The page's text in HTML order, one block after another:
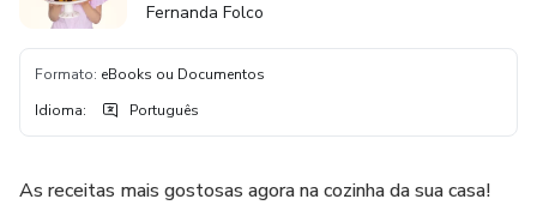
Fernanda Folco
Formato: eBooks ou Documentos
Idioma: Português
As receitas mais gostosas agora na cozinha da sua casa!